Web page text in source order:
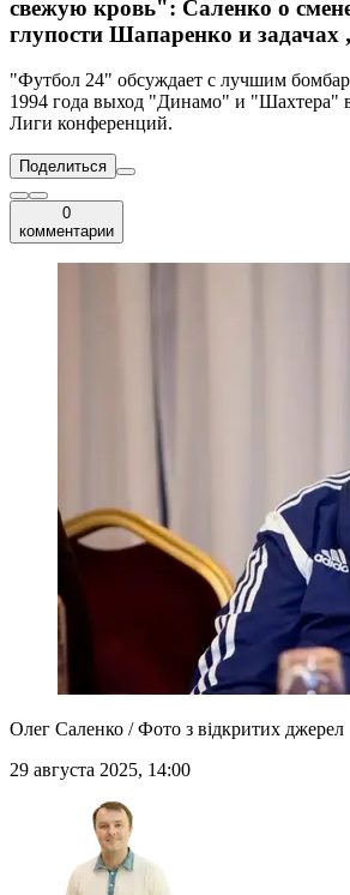
свежую кровь": Саленко о
глупости Шапаренко и задачах
"Футбол 24" обсуждает с лучшим
1994 года выход "Динамо" и "Шахтера"
Лиги конференций.
Поделиться
0
комментарии
Олег Саленко / Фото з відкритих джерел
29 августа 2025, 14:00